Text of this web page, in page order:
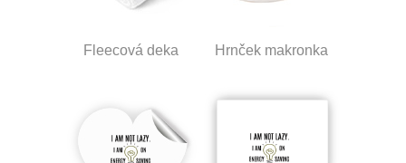
Fleecová deka Hrnček makronka